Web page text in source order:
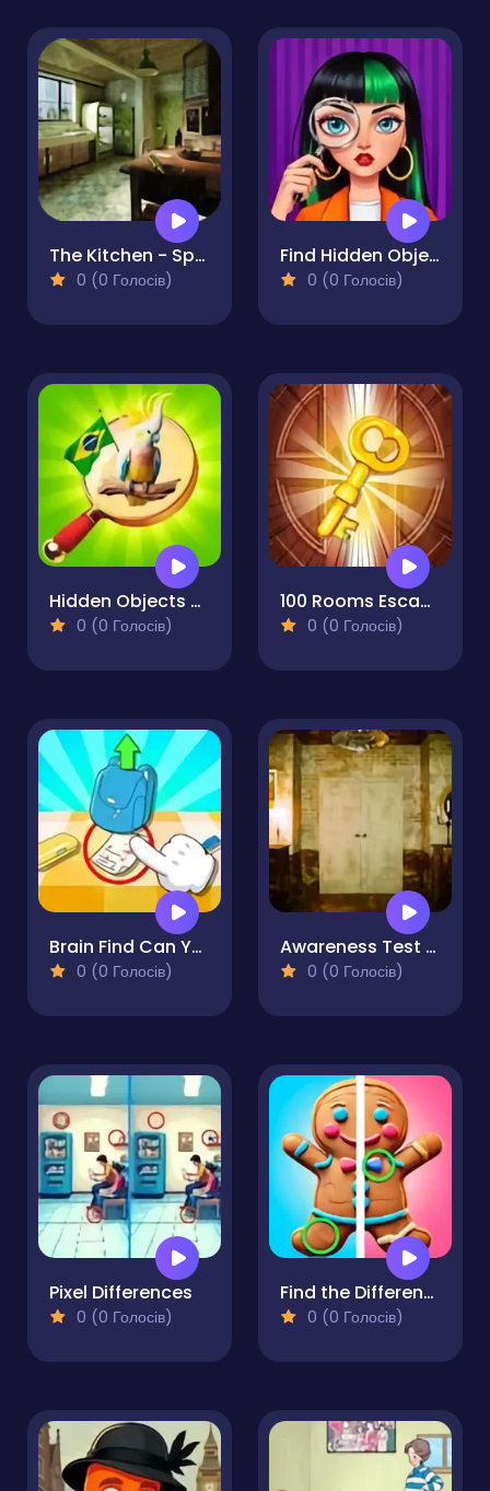
The Kitchen - Spot the differences
0 (0 Голосів)
Find Hidden Objects
0 (0 Голосів)
Hidden Objects Vacation in Brazil
0 (0 Голосів)
100 Rooms Escape
0 (0 Голосів)
Brain Find Can You Find It
0 (0 Голосів)
Awareness Test - The Room
0 (0 Голосів)
Pixel Differences
0 (0 Голосів)
Find the Difference Merry Christmas
0 (0 Голосів)